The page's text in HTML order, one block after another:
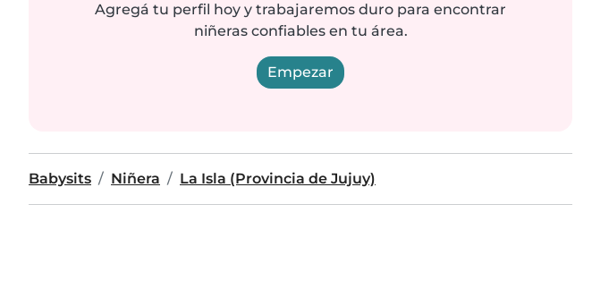
Agregá tu perfil hoy y trabajaremos duro para encontrar
niñeras confiables en tu área.
Empezar
Babysits Niñera La Isla (Provincia de Jujuy)